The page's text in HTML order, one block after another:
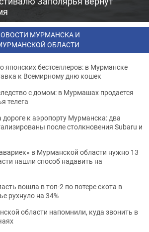
МУРМАНСКА И
ОБЛАСТИ
японских бестселлеров: в Мурманске
к Всемирному дню кошек
с домом: в Мурмашах продается
телега
к аэропорту Мурманска: два
после столкновения Subaru и
в Мурманской области нужно 13
нашли способ надавить на
вошла в топ-2 по потере скота в
рухнуло на 34%
области напомнили, куда звонить в